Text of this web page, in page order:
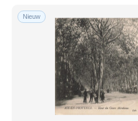
Alleen met korting
Gratis levering
Betaalmiddelen
PayPal
Bankoverschrijving
Visa
Mastercard
Nieuw